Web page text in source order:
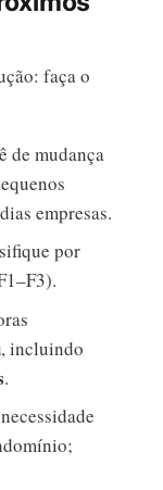
faça o
de mudança
empresas.
por
, incluindo
.